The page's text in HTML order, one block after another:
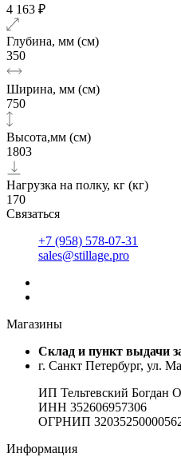
4 163 ₽
Глубина, мм (см)
350
Ширина, мм (см)
750
Высота,мм (см)
1803
Нагрузка на полку, кг (кг)
170
Связаться
+7 (958) 578-07-31
sales@stillage.pro
Магазины
Cклад и пункт выдачи
г. Санкт Петербург, ул.
ИП Тельтевский Богдан
ИНН 352606957306
ОГРНИП
Информация